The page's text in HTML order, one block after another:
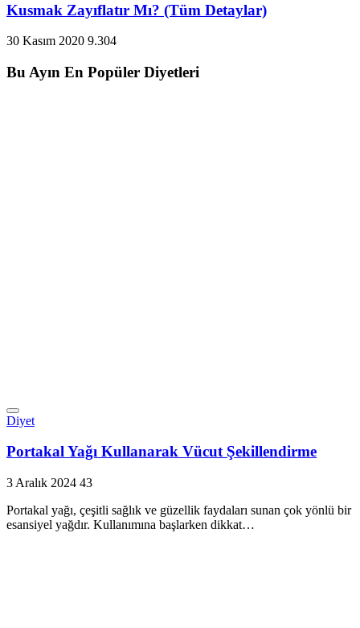
Kusmak Zayıflatır Mı? (Tüm Detaylar)
30 Kasım 2020 9.304
Bu Ayın En Popüler Diyetleri
Diyet
Portakal Yağı Kullanarak Vücut Şekillendirme
3 Aralık 2024 43
Portakal yağı, çeşitli sağlık ve güzellik faydaları sunan çok yönlü bir
esansiyel yağdır. Kullanımına başlarken dikkat…